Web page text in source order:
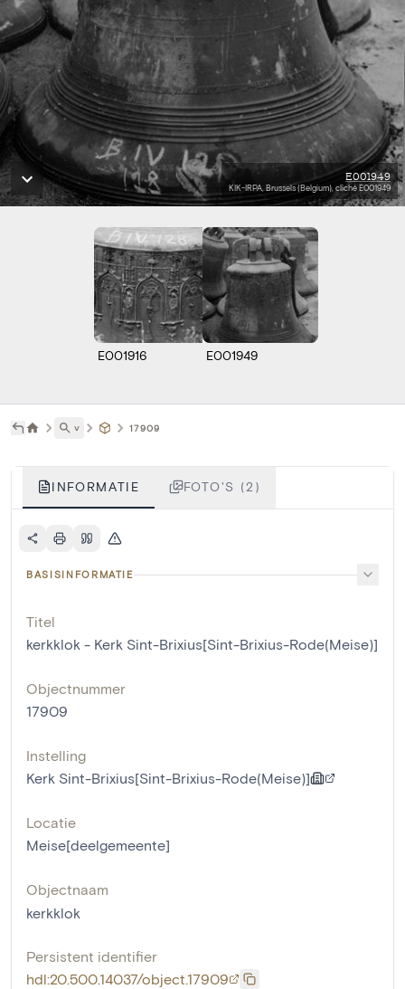
E001949
KIK-IRPA, Brussels (Belgium), cliché E001949
E001916 E001949
˅ 17909
INFORMATIE FOTO'S (2)
BASISINFORMATIE
Titel
kerkklok - Kerk Sint-Brixius[Sint-Brixius-Rode(Meise)]
Objectnummer
17909
Instelling
Kerk Sint-Brixius[Sint-Brixius-Rode(Meise)]
Locatie
Meise[deelgemeente]
Objectnaam
kerkklok
Persistent identifier
hdl:20.500.14037/object.17909